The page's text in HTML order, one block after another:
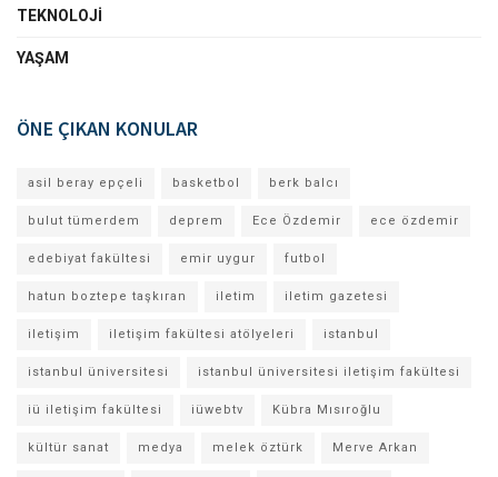
TEKNOLOJI
YAŞAM
ÖNE ÇIKAN KONULAR
asil beray epçeli basketbol berk balcı
bulut tümerdem deprem Ece Özdemir ece özdemir
edebiyat fakültesi emir uygur futbol
hatun boztepe taşkıran iletim iletim gazetesi
iletişim iletişim fakültesi atölyeleri istanbul
istanbul üniversitesi istanbul üniversitesi iletişim fakültesi
iü iletişim fakültesi iüwebtv Kübra Mısıroğlu
kültür sanat medya melek öztürk Merve Arkan